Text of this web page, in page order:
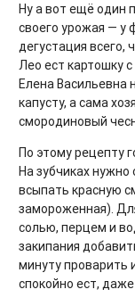
Ну а вот ещё один
своего урожая — у
дегустация всего,
Лео ест картошку
Елена Васильевна
капусту, а сама
смородиновый
По этому рецепту
На зубчиках нужно
всыпать красную
замороженная).
солью, перцем и
закипания
минуту проварить
спокойно ест,